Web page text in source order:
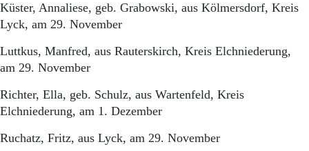
Küster, Annaliese, geb. Grabowski, aus Kölmersdorf, Kreis
Lyck, am 29. November
Luttkus, Manfred, aus Rauterskirch, Kreis Elchniederung,
am 29. November
Richter, Ella, geb. Schulz, aus Wartenfeld, Kreis
Elchniederung, am 1. Dezember
Ruchatz, Fritz, aus Lyck, am 29. November